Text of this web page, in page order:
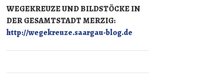
WEGEKREUZE UND BILDSTÖCKE IN
DER GESAMTSTADT MERZIG:
http://wegekreuze.saargau-blog.de